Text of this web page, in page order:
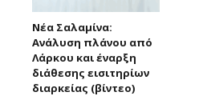
Νέα Σαλαμίνα:
Ανάλυση πλάνου από
Λάρκου και έναρξη
διάθεσης εισιτηρίων
διαρκείας (βίντεο)